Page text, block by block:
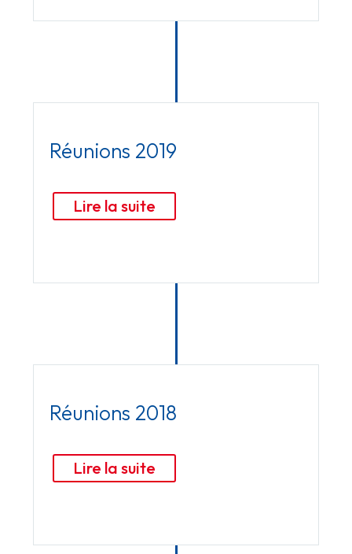
Réunions 2019
Lire la suite
Réunions 2018
Lire la suite